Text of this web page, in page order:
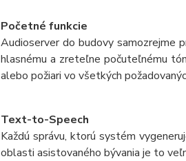
Početné funkcie
Audioserver do budovy samozrejme
hlasnému a zreteľne počuteľnému
alebo požiari vo všetkých
Text-to-Speech
Každú správu, ktorú systém
oblasti asistovaného bývania je to